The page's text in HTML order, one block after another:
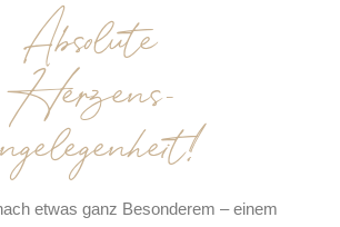
Absolute
Herzens-
etwas ganz Besonderem – einem